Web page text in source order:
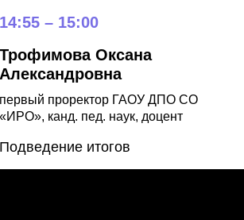
14:55 – 15:00
Трофимова Оксана
Александровна
первый проректор ГАОУ ДПО СО
«ИРО», канд. пед. наук, доцент
Подведение итогов